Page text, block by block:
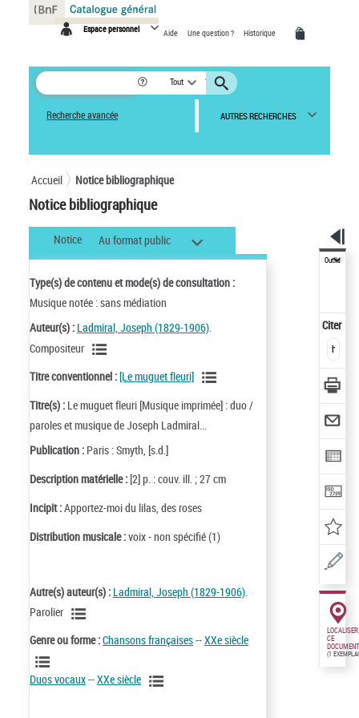
Espace personnel Aide Une question ? Historique
Tout
Recherche avancée AUTRES RECHERCHES
Accueil Notice bibliographique
Notice bibliographique
Notice Au format public
Type(s) de contenu et mode(s) de consultation :
Musique notée : sans médiation
Auteur(s) : Ladmiral, Joseph (1829-1906).
Compositeur
Titre conventionnel :[Le muguet fleuri]
Titre(s) : Le muguet fleuri [Musique imprimée] : duo /
paroles et musique de Joseph Ladmiral...
Publication : Paris : Smyth, [s.d.]
Description matérielle : [2] p. : couv. ill. ; 27 cm
Incipit :Apportez-moi du lilas, des roses
Distribution musicale :voix - non spécifié (1)
Autre(s) auteur(s) : Ladmiral, Joseph (1829-1906)
Parolier
Genre ou forme :Chansons françaises--XXe siècle
Duos vocaux--XXe siècle
Outils
Citer
LOCALISER
CE
DOCUMENT
(1
Panneau de gestion des cookies